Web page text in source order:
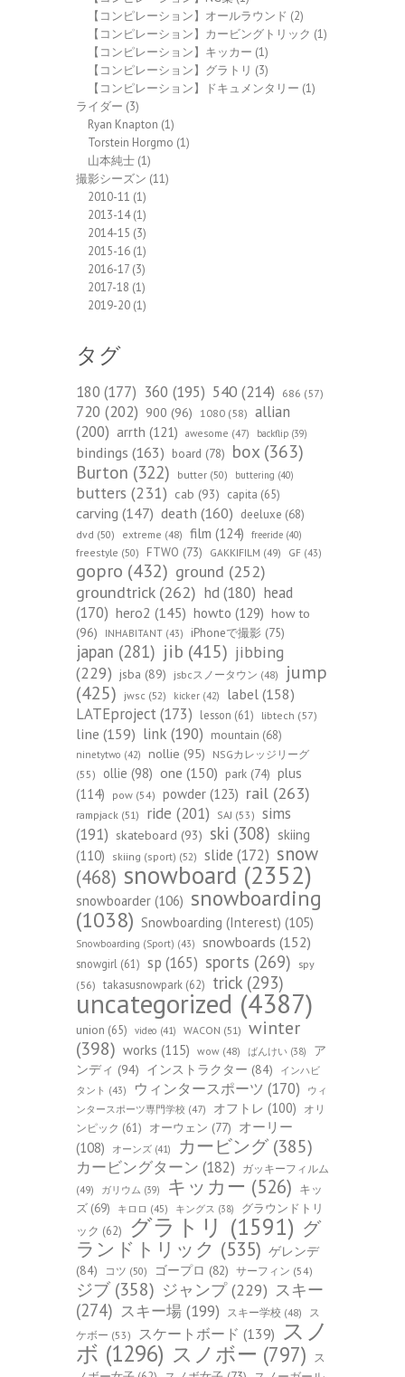
【コンピレーション】オールラウンド (2)
【コンピレーション】カービングトリック (1)
【コンピレーション】キッカー (1)
【コンピレーション】グラトリ (3)
【コンピレーション】ドキュメンタリー (1)
ライダー (3)
Ryan Knapton (1)
Torstein Horgmo (1)
山本純士 (1)
撮影シーズン (11)
2010-11 (1)
2013-14(1)
2014-15 (3)
2015-16 (1)
2016-17 (3)
2017-18 (1)
2019-20 (1)
タグ
180 (177) 360 (195) 540 (214) 686 (57)
720 (202) 900 (96) 1080 (58) allian
(200) arrth (121) awesome (47) backflip (39)
bindings (163) board (78) box(363)
Burton (322) butter (50) buttering (40)
butters (231) cab (93) capita (65)
carving (147) death (160) deeluxe (68)
dvd (50) extreme (48) film (124) freeride (40)
freestyle (50) FTWO (73) GAKKIFILM (49) GF (43)
gopro (432) ground (252)
groundtrick(262) hd(180) head
(170) hero2 (145) howto (129) how to
(96)
INHABITANT (43) iPhoneで撮影 (75)
japan (281) jib (415) jibbing
(229) jsba (89) jsbcスノータウン (48)
jump
(425)
jwsc (52) kicker (42) label (158)
LATEproject(173) lesson (61) libtech (57)
line (159) link (190) mountain (68)
ninetytwo (42) nollie (95)
NSGカレッジリーグ
(55)
ollie (98) one (150) park (74) plus
(114)
pow (54) powder (123) rail (263)
rampjack (51) ride (201) SAJ (53) sims
(191) skateboard (93) ski (308) skiing
(110)
skiing (sport) (52) slide (172) snow
(468) snowboard (2352)
snowboarder (106) snowboarding
(1038) Snowboarding (Interest) (105)
Snowboarding (Sport) (43) snowboards (152)
snowgirl (61) sp (165) sports (269)
spy
(56) takasusnowpark (62) trick (293)
uncategorized (4387)
union (65) video (41) WACON (51) winter
(398) works (115) wow (48) ばんけい (38)
ア
ンディ (94) インストラクター (84)
インハビ
タント (43) ウィンタースポーツ (170)
ウィ
ンタースポーツ専門学校 (47) オフトレ (100)
オリ
ンピック (61) オーウェン (77) オーリー
(108)
オーンズ (41) カービング (385)
カービングターン (182)
ガッキーフィルム
(49)
ガリウム (39) キッカー (526) キッ
ズ (69) キロロ (45) キングス (38)
グラウンドトリ
ック (62) グラトリ (1591) グ
ランドトリック (535) ゲレンデ
(84)
コツ (50) ゴープロ (82) サーフィン (54)
ジブ (358) ジャンプ(229) スキー
(274) スキー場 (199) スキー学校 (48)
ス
ケボー (53) スケートボード (139) スノ
ボ (1296) スノボー (797)
ス